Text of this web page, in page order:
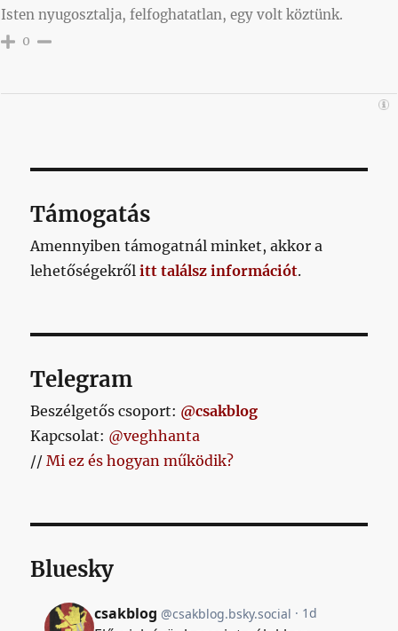
Isten nyugosztalja, felfoghatatlan, egy volt köztünk.
0
Támogatás
Amennyiben támogatnál minket, akkor a
lehetőségekrőlitt találsz információt.
Telegram
Beszélgetős csoport: @csakblog
Kapcsolat: @veghhanta
//Mi ez és hogyan működik?
Bluesky